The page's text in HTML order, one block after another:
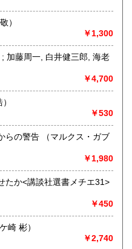
は、無料です。
)
くCD、DVD、レコード、
らゆるものの買い取りがで
は、無料です。
科学、美術工芸、趣味、外
（その他）
（和田敬）
￥1,300
￥4,700
浩）
￥530
ルクス・ガブ
￥1,980
たか<講談社選書メチエ31>
￥450
道の詩学 2) （尼ケ崎 彬）
￥2,740